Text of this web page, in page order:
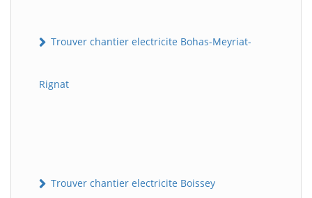
Trouver chantier electricite Bohas-Meyriat-
Rignat
Trouver chantier electricite Boissey